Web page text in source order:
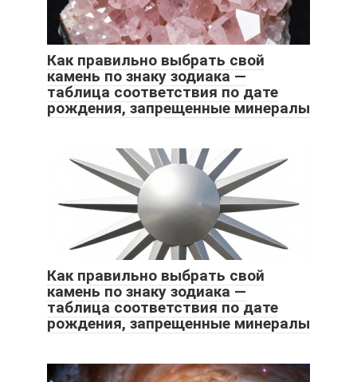
Как правильно выбрать свой
камень по знаку зодиака —
таблица соответствия по дате
рождения, запрещенные минералы
Как правильно выбрать свой
камень по знаку зодиака —
таблица соответствия по дате
рождения, запрещенные минералы